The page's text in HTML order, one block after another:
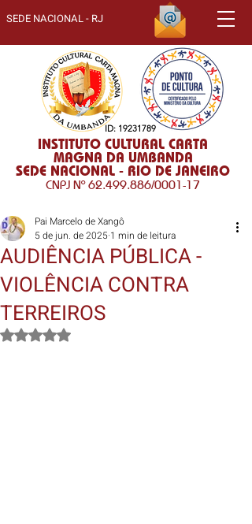
SEDE NACIONAL - RJ
INSTITUTO CULTURAL CARTA
MAGNA DA UMBANDA
SEDE NACIONAL - RIO DE JANEIRO
CNPJ Nº62.499.886/0001-17
ID: 19231789
AUDIÊNCIA PÚBLICA -
VIOLÊNCIA CONTRA
TERREIROS
Pai Marcelo de Xangô
5 de jun. de 2025 1 min de leitura
Avaliado com NaN de 5 estrelas.